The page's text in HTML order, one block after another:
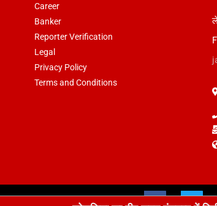
Career
Banker
Reporter Verification
Legal
Privacy Policy
Terms and Conditions